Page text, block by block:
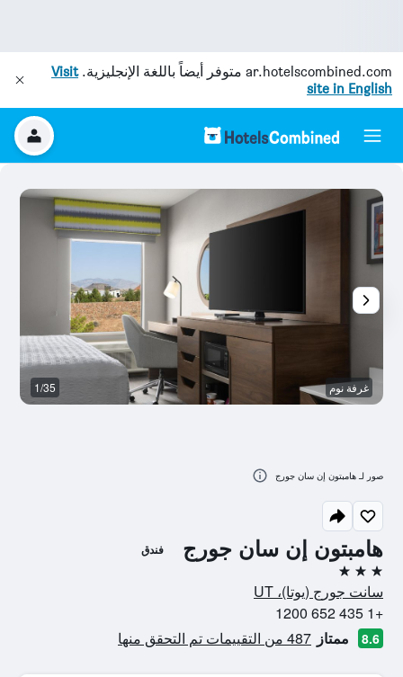
ar.hotelscombined.com متوفر أيضاً باللغة الإنجليزية.Visit
site in English
هامبتون إن سان جورج فندق
3 نجوم
سانت جورج (يوتا)، UT
+1 435 652 1200
8.6 ممتاز 487 من التقييمات تم التحقق منها
غرفة نوم 1/35
صور لـ هامبتون إن سان جورج